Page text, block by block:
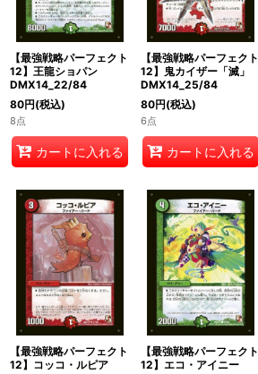
【最強戦略パーフェクト
12】王龍ショパン
DMX14_22/84
80円(税込)
8点
カートに入れる
【最強戦略パーフェクト
12】鬼カイザー「滅」
DMX14_25/84
80円(税込)
6点
カートに入れる
【最強戦略パーフェクト
12】コッコ・ルピア
【最強戦略パーフェクト
12】エコ・アイニー